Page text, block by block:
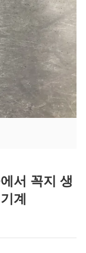
서 꼭지 생
계